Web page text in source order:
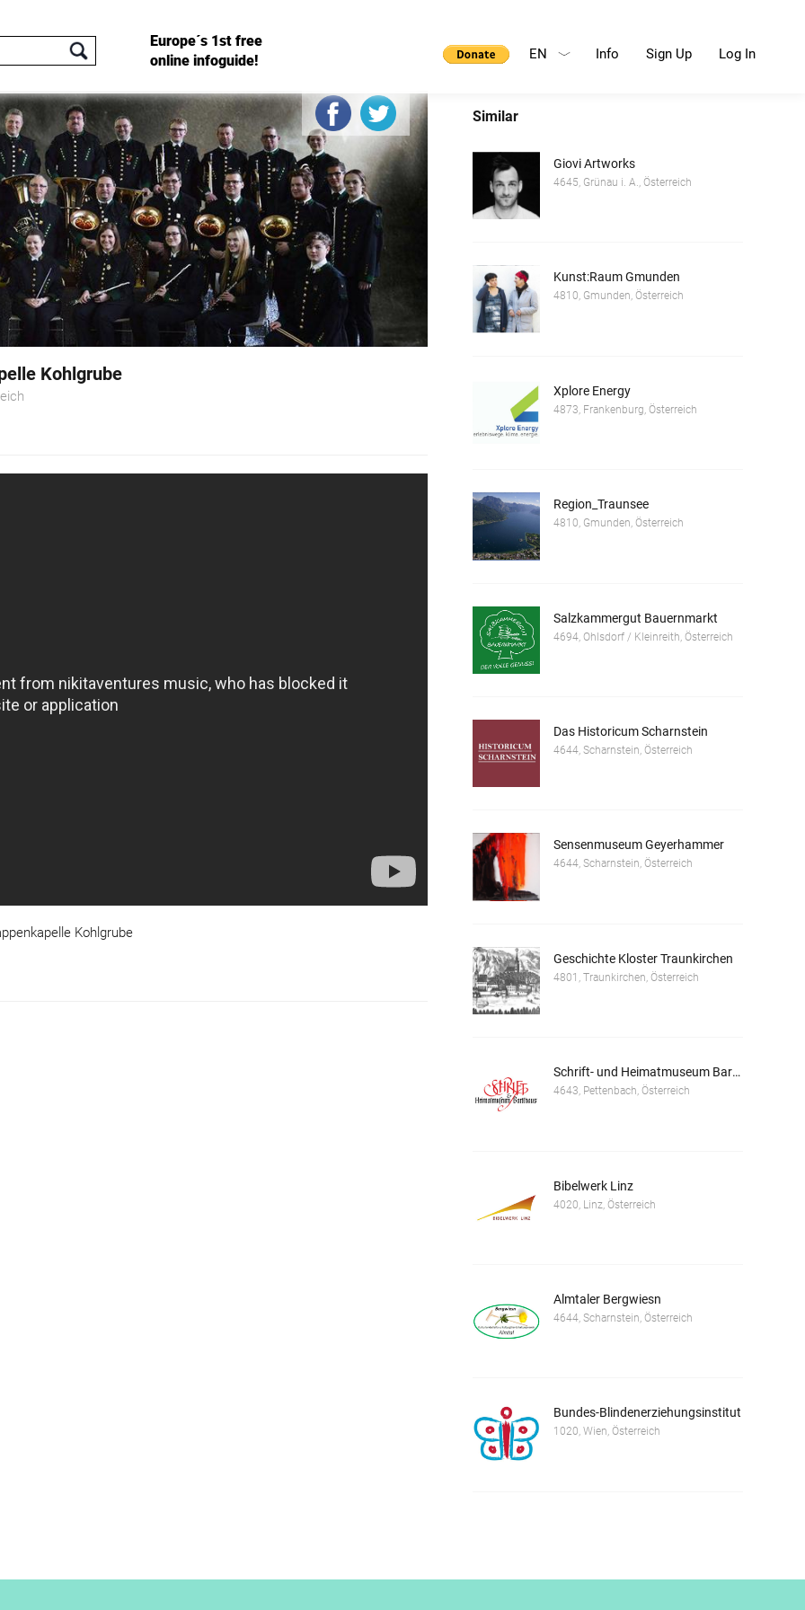
Europe´s 1st free
online infoguide!
Info Sign Up Log In
EN
Kohlgrube
Kohlgrube
Similar
Giovi Artworks
4645, Grünau i. A., Österreich
Kunst:Raum Gmunden
4810, Gmunden, Österreich
Xplore Energy
4873, Frankenburg, Österreich
Region_Traunsee
4810, Gmunden, Österreich
Salzkammergut Bauernmarkt
4694, Ohlsdorf / Kleinreith, Österreich
Das Historicum Scharnstein
4644, Scharnstein, Österreich
Sensenmuseum Geyerhammer
4644, Scharnstein, Österreich
Geschichte Kloster Traunkirchen
4801, Traunkirchen, Österreich
Schrift- und Heimatmuseum Bartlhaus
4643, Pettenbach, Österreich
Bibelwerk Linz
4020, Linz, Österreich
Almtaler Bergwiesn
4644, Scharnstein, Österreich
Bundes-Blindenerziehungsinstitut
1020, Wien, Österreich